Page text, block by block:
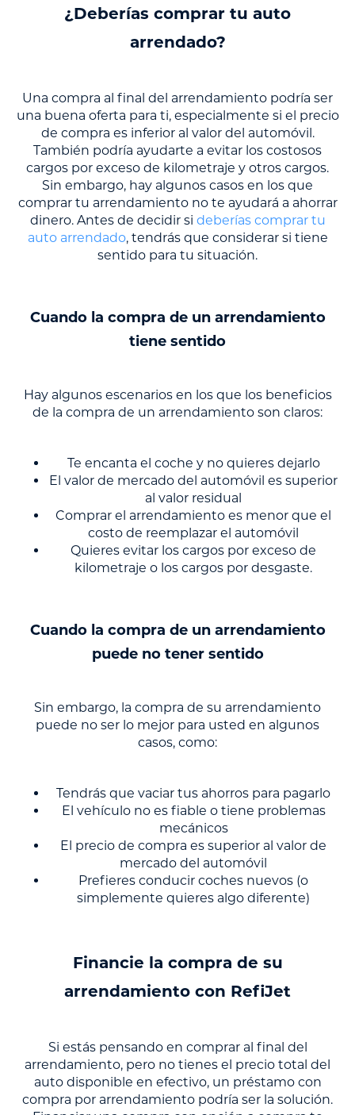
¿Deberías comprar tu auto
arrendado?
Una compra al final del arrendamiento podría ser
una buena oferta para ti, especialmente si el precio
de compra es inferior al valor del automóvil.
También podría ayudarte a evitar los costosos
cargos por exceso de kilometraje y otros cargos.
Sin embargo, hay algunos casos en los que
comprar tu arrendamiento no te ayudará a ahorrar
dinero. Antes de decidir si deberías comprar tu
auto arrendado, tendrás que considerar si tiene
sentido para tu situación.
Cuando la compra de un arrendamiento
tiene sentido
Hay algunos escenarios en los que los beneficios
de la compra de un arrendamiento son claros:
Te encanta el coche y no quieres dejarlo
El valor de mercado del automóvil es superior
al valor residual
Comprar el arrendamiento es menor que el
costo de reemplazar el automóvil
Quieres evitar los cargos por exceso de
kilometraje o los cargos por desgaste.
Cuando la compra de un arrendamiento
puede no tener sentido
Sin embargo, la compra de su arrendamiento
puede no ser lo mejor para usted en algunos
casos, como:
Tendrás que vaciar tus ahorros para pagarlo
El vehículo no es fiable o tiene problemas
mecánicos
El precio de compra es superior al valor de
mercado del automóvil
Prefieres conducir coches nuevos (o
simplemente quieres algo diferente)
Financie la compra de su
arrendamiento con RefiJet
Si estás pensando en comprar al final del
arrendamiento, pero no tienes el precio total del
auto disponible en efectivo, un préstamo con
compra por arrendamiento podría ser la solución.